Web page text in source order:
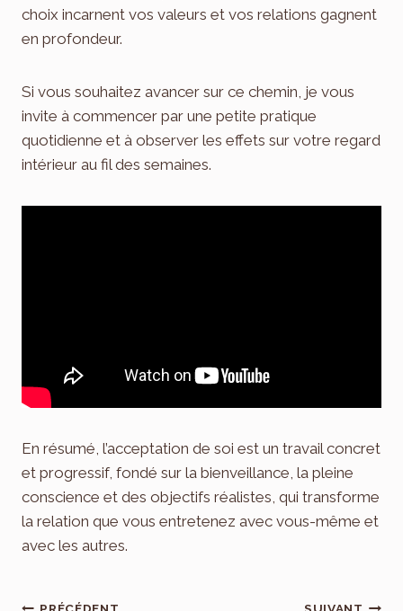
choix incarnent vos valeurs et vos relations gagnent
en profondeur.
Si vous souhaitez avancer sur ce chemin, je vous
invite à commencer par une petite pratique
quotidienne et à observer les effets sur votre regard
intérieur au fil des semaines.
En résumé, l’acceptation de soi est un travail concret
et progressif, fondé sur la bienveillance, la pleine
conscience et des objectifs réalistes, qui transforme
la relation que vous entretenez avec vous-même et
avec les autres.